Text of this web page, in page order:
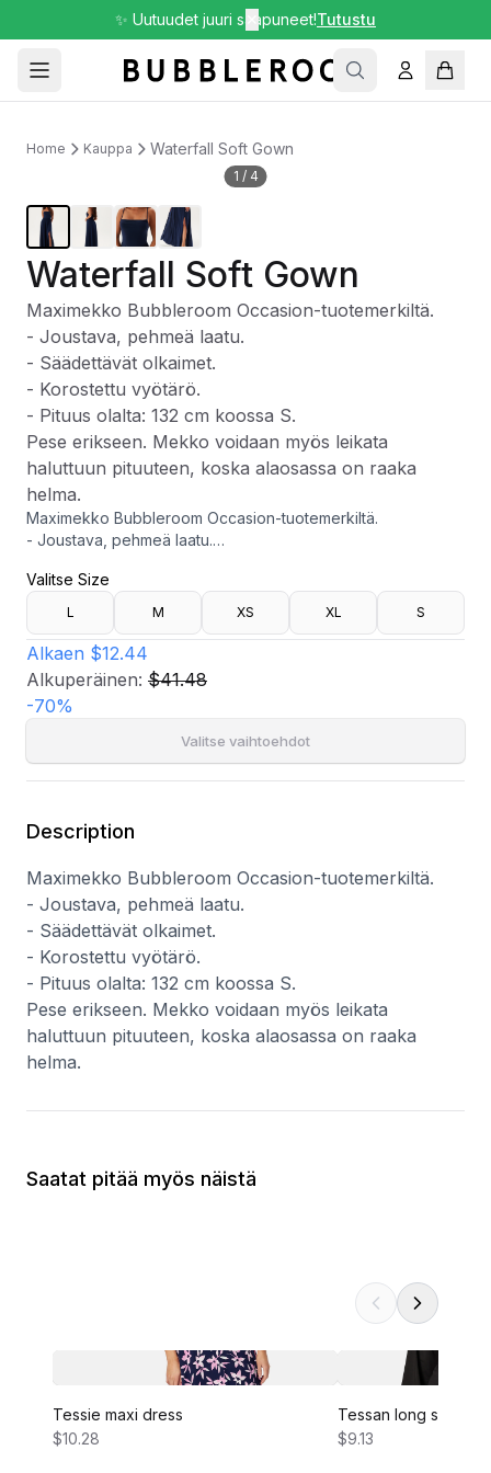
✨ Uutuudet juuri saapuneet!Tutustu
Home Kauppa Waterfall Soft Gown
1 / 4
Waterfall Soft Gown
Maximekko Bubbleroom Occasion-tuotemerkiltä.
- Joustava, pehmeä laatu.
- Säädettävät olkaimet.
- Korostettu vyötärö.
- Pituus olalta: 132 cm koossa S.
Pese erikseen. Mekko voidaan myös leikata
haluttuun pituuteen, koska alaosassa on raaka
helma.
Maximekko Bubbleroom Occasion-tuotemerkiltä.
- Joustava, pehmeä laatu.
- Korostettu vyötärö.
- Pituus olalta: 132 cm koossa S.
Pese erikseen. Mekko voidaan myös leikata haluttuun
pituuteen, koska alaosassa on raaka helma.
Valitse Size
L M XS XL S
Alkaen $12.44
Alkuperäinen: $41.48
-70%
Valitse vaihtoehdot
Description
Maximekko Bubbleroom Occasion-tuotemerkiltä.
- Joustava, pehmeä laatu.
- Säädettävät olkaimet.
- Korostettu vyötärö.
- Pituus olalta: 132 cm koossa S.
Pese erikseen. Mekko voidaan myös leikata
haluttuun pituuteen, koska alaosassa on raaka
helma.
Saatat pitää myös näistä
Tessie maxi dress
$10.28
Tessan long sleeve
$9.13